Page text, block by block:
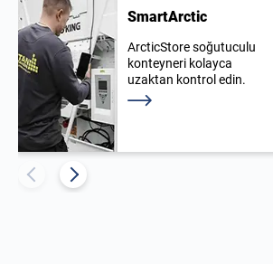
SmartArctic
ArcticStore soğutuculu
konteyneri kolayca
uzaktan kontrol edin.
Daha fazla bilgi